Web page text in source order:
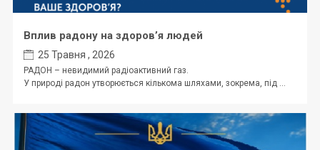
Вплив радону на здоров’я людей
25 Травня , 2026
РАДОН – невидимий радіоактивний газ.
У природі радон утворюється кількома шляхами, зокрема, під ...